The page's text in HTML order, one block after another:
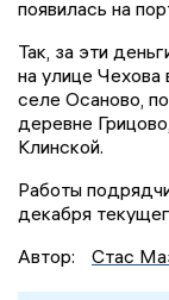
появилась на
Так, за эти
на улице Чехова
селе Осаново,
деревне
Клинской.
Работы
декабря
Автор:
Стас